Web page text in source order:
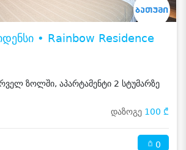
• Rainbow Residence
ზოლში, აპარტამენტი 2 სტუმარზე
დაზოგე 100 ₾
0